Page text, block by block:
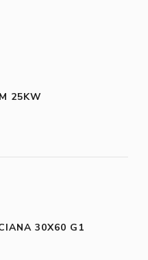
25KW
30X60 G1